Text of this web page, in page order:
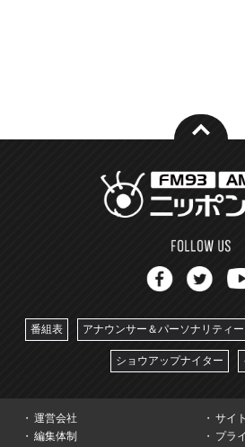
番組表 アナウンサー＆パーソナリティー
ショウアップナイター
運営会社
サイ
編集体制
プラ